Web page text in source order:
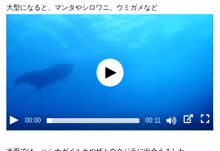
大型になると、マンタやシロワニ、ウミガメなど
00:00 00:11